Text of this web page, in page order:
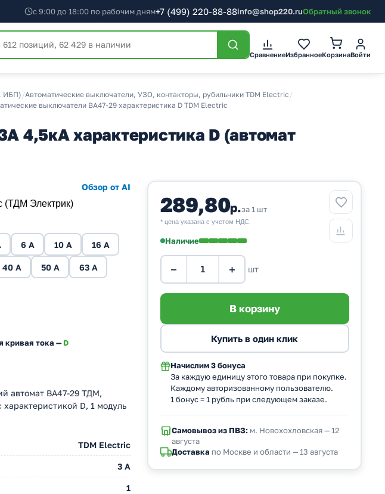
с 9:00 до 18:00 по рабочим дням+7 (499) 220-88-88info@shop220.ruОбратный звонок
СравнениеИзбранноеКорзинаВойти
ИБП) /Автоматические выключатели, УЗО, контакторы, рубильники TDM Electric /
выключатели ВА47-29 характеристика D TDM Electric
4,5кА характеристика D (автомат
Обзор от AI
(ТДМ Электрик)
6 A 10 A 16 A
40 A 50 A 63 A
кривая тока —D
автомат ВА47-29 ТДМ,
D, 1 модуль
TDM Electric
3 A
1
289,80р.за 1 шт
* цена указана с учетом НДС.
Наличие
− + шт
Начислим 3 бонуса
За каждую единицу этого товара при покупке.
Каждому авторизованному пользователю.
1 бонус = 1 рубль при следующем заказе.
Самовывоз из ПВЗ:м. Новохохловская — 12
августа
Доставка по Москве и области — 13 августа